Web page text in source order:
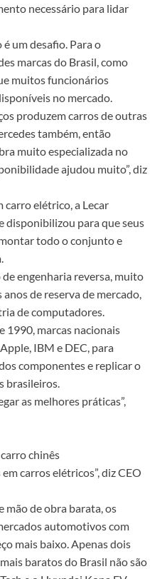
necessário para lidar
um desafio. Para o
marcas do Brasil, como
muitos funcionários
no mercado.
produzem carros de outras
também, então
muito especializada no
ajudou muito”, diz
carro elétrico, a Lecar
disponibilizou para que seus
todo o conjunto e
engenharia reversa, muito
de reserva de mercado,
de computadores.
1990, marcas nacionais
IBM e DEC, para
componentes e replicar o
brasileiros.
as melhores práticas”,
chinês
carros elétricos”, diz CEO
mão de obra barata, os
automotivos com
mais baixo. Apenas dois
baratos do Brasil não são